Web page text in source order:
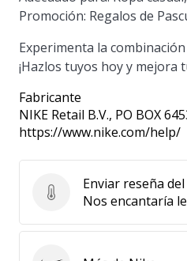
Promoción: Regalos de
Experimenta la combinación
¡Hazlos tuyos hoy y mejora
Fabricante
NIKE Retail B.V., PO BOX
https://www.nike.com/help/
Enviar reseña del
Enviar reseña
Nos encantaría